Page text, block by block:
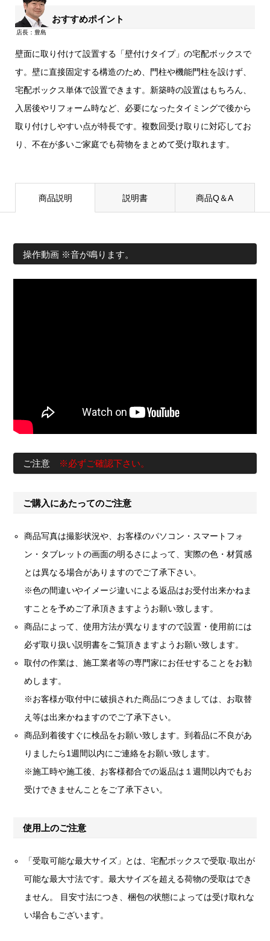
おすすめポイント
壁面に取り付けて設置する「壁付けタイプ」の宅配ボックスで
す。壁に直接固定する構造のため、門柱や機能門柱を設けず、
宅配ボックス単体で設置できます。新築時の設置はもちろん、
入居後やリフォーム時など、必要になったタイミングで後から
取り付けしやすい点が特長です。複数回受け取りに対応してお
り、不在が多いご家庭でも荷物をまとめて受け取れます。
商品説明 説明書 商品Q＆A
操作動画 ※音が鳴ります。
ご注意 ※必ずご確認下さい。
ご購入にあたってのご注意
商品写真は撮影状況や、お客様のパソコン・スマートフォ
ン・タブレットの画面の明るさによって、実際の色・材質感
とは異なる場合がありますのでご了承下さい。
※色の間違いやイメージ違いによる返品はお受付出来かねま
すことを予めご了承頂きますようお願い致します。
商品によって、使用方法が異なりますので設置・使用前には
必ず取り扱い説明書をご覧頂きますようお願い致します。
取付の作業は、施工業者等の専門家にお任せすることをお勧
めします。
※お客様が取付中に破損された商品につきましては、お取替
え等は出来かねますのでご了承下さい。
商品到着後すぐに検品をお願い致します。到着品に不良があ
りましたら1週間以内にご連絡をお願い致します。
※施工時や施工後、お客様都合での返品は１週間以内でもお
受けできませんことをご了承下さい。
使用上のご注意
「受取可能な最大サイズ」とは、宅配ボックスで受取·取出が
可能な最大寸法です。最大サイズを超える荷物の受取はでき
ません。 目安寸法につき、梱包の状態によっては受け取れな
い場合もございます。